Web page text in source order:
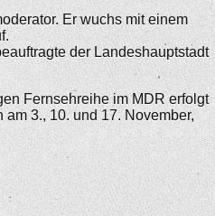
Er wuchs mit einem
der Landeshauptstadt
Fernsehreihe im MDR erfolgt
3., 10. und 17. November,